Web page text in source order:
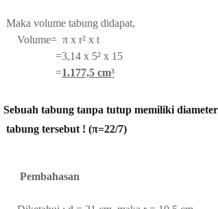
Maka volume tabung didapat,
Volume= π x r² x t
=3,14 x 5² x 15
=1.177,5 cm³
Sebuah tabung tanpa tutup memiliki
tabung tersebut ! (π=22/7)
Pembahasan